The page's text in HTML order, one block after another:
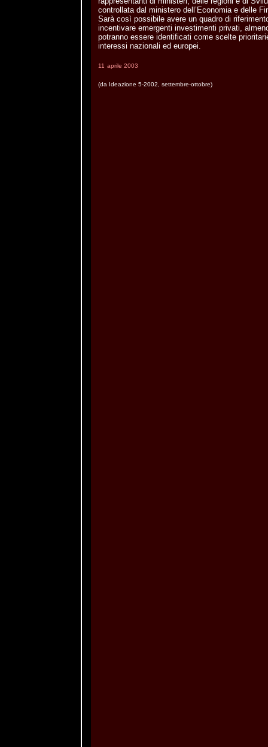
controllata dal ministero dell’Economia e delle
Sarà così possibile avere un quadro di
incentivare emergenti investimenti privati,
potranno essere identificati come scelte
interessi nazionali ed europei.
11 aprile 2003
(da Ideazione 5-2002, settembre-ottobre)